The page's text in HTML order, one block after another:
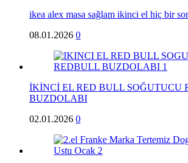
ikea alex masa sağlam ikinci el hiç bir
08.01.2026 0
İKİNCİ EL RED BULL SOĞUTUCU
BUZDOLABI
02.01.2026 0